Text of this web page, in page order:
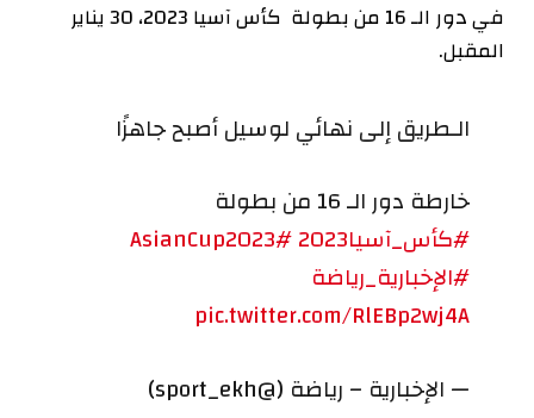
في دور الـ 16 من بطولة كأس آسيا 2023، 30 يناير
المقبل.
الـطريق إلى نهائي لوسيل أصبح جاهزًا
خارطة دور الـ 16 من بطولة
#كأس_آسيا2023
#AsianCup2023
#الإخبارية_رياضة
pic.twitter.com/RlEBp2wj4A
— الإخبارية – رياضة (@sport_ekh)